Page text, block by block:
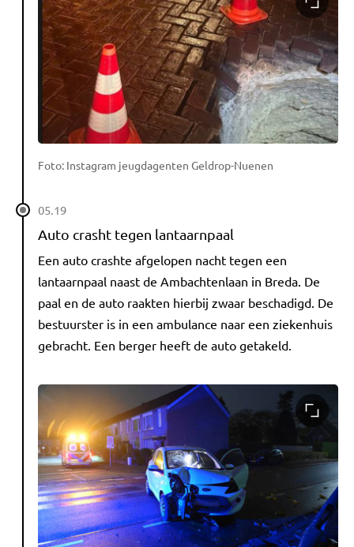
Foto: Instagram jeugdagenten Geldrop-Nuenen
05.19
Auto crasht tegen lantaarnpaal
Een auto crashte afgelopen nacht tegen een
lantaarnpaal naast de Ambachtenlaan in Breda. De
paal en de auto raakten hierbij zwaar beschadigd. De
bestuurster is in een ambulance naar een ziekenhuis
gebracht. Een berger heeft de auto getakeld.